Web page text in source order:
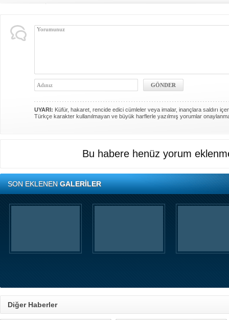
UYARI: Küfür, hakaret, rencide edici cümleler veya imalar, inançlara saldırı
Türkçe karakter kullanılmayan ve büyük harflerle yazılmış yorumlar
Bu habere henüz yorum
SON EKLENENGALERİLER
Diğer Haberler